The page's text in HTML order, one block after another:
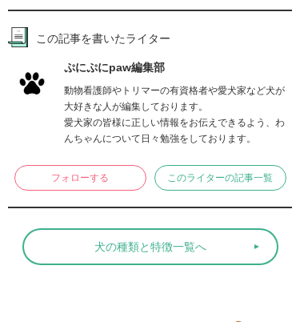
この記事を書いたライター
ぷにぷにpaw編集部
動物看護師やトリマーの有資格者や愛犬家など犬が
大好きな人が編集しております。
愛犬家の皆様に正しい情報をお伝えできるよう、わ
んちゃんについて日々勉強をしております。
フォローする このライターの記事一覧
犬の種類と特徴一覧へ